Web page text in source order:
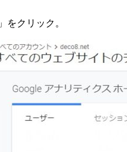
」をクリック。